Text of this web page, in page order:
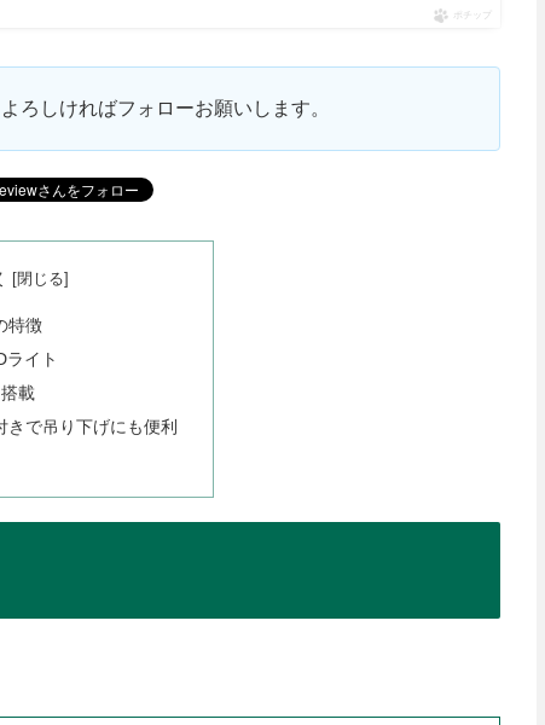
ポチップ
ろしければフォローお願いします。
特徴
ライト
載
きで吊り下げにも便利